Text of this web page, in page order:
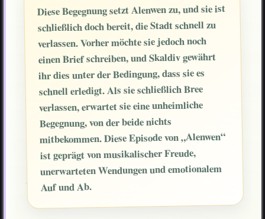
Diese Begegnung setzt Alenwen zu, und sie ist
schließlich doch bereit, die Stadt schnell zu
verlassen. Vorher möchte sie jedoch noch
einen Brief schreiben, und Skaldiv gewährt
ihr dies unter der Bedingung, dass sie es
schnell erledigt. Als sie schließlich Bree
verlassen, erwartet sie eine unheimliche
Begegnung, von der beide nichts
mitbekommen. Diese Episode von „Alenwen“
ist geprägt von musikalischer Freude,
unerwarteten Wendungen und emotionalem
Auf und Ab.